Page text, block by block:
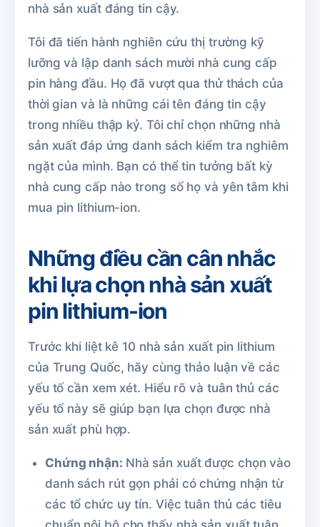
nhà sản xuất đáng tin cậy.
Tôi đã tiến hành nghiên cứu thị trường kỹ
lưỡng và lập danh sách mười nhà cung cấp
pin hàng đầu. Họ đã vượt qua thử thách của
thời gian và là những cái tên đáng tin cậy
trong nhiều thập kỷ. Tôi chỉ chọn những nhà
sản xuất đáp ứng danh sách kiểm tra nghiêm
ngặt của mình. Bạn có thể tin tưởng bất kỳ
nhà cung cấp nào trong số họ và yên tâm khi
mua pin lithium-ion.
Những điều cần cân nhắc
khi lựa chọn nhà sản xuất
pin lithium-ion
Trước khi liệt kê 10 nhà sản xuất pin lithium
của Trung Quốc, hãy cùng thảo luận về các
yếu tố cần xem xét. Hiểu rõ và tuân thủ các
yếu tố này sẽ giúp bạn lựa chọn được nhà
sản xuất phù hợp.
Chứng nhận: Nhà sản xuất được chọn vào
danh sách rút gọn phải có chứng nhận từ
các tổ chức uy tín. Việc tuân thủ các tiêu